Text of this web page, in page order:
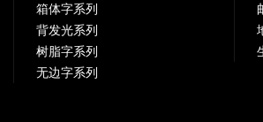
箱体字系列
背发光系列
树脂字系列
无边字系列